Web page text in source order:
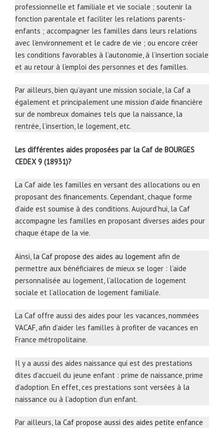
professionnelle et familiale et vie sociale ; soutenir la
fonction parentale et faciliter les relations parents-
enfants ; accompagner les familles dans leurs relations
avec l’environnement et le cadre de vie ; ou encore créer
les conditions favorables à l’autonomie, à l’insertion sociale
et au retour à l’emploi des personnes et des familles.
Par ailleurs, bien qu’ayant une mission sociale, la Caf a
également et principalement une mission d’aide financière
sur de nombreux domaines tels que la naissance, la
rentrée, l’insertion, le logement, etc.
Les différentes aides proposées par la Caf de BOURGES
CEDEX 9 (18931)?
La Caf aide les familles en versant des allocations ou en
proposant des financements. Cependant, chaque forme
d’aide est soumise à des conditions. Aujourd’hui, la Caf
accompagne les familles en proposant diverses aides pour
chaque étape de la vie.
Ainsi, la Caf propose des aides au logement afin de
permettre aux bénéficiaires de mieux se loger : l’aide
personnalisée au logement, l’allocation de logement
sociale et l’allocation de logement familiale.
La Caf offre aussi des aides pour les vacances, nommées
VACAF, afin d’aider les familles à profiter de vacances en
France métropolitaine.
Il y a aussi des aides naissance qui est des prestations
dites d’accueil du jeune enfant : prime de naissance, prime
d’adoption. En effet, ces prestations sont versées à la
naissance ou à l’adoption d’un enfant.
Par ailleurs, la Caf propose aussi des aides petite enfance